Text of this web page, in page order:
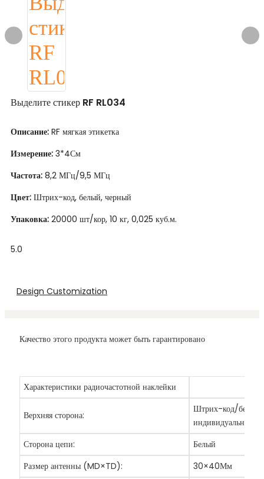
Выделите стикер RF RL034
Описание: RF мягкая этикетка
Измерение: 3*4См
Частота: 8,2 МГц/9,5 МГц
Цвет: Штрих-код, белый, черный
Упаковка: 20000 шт/кор, 10 кг, 0,025 куб.м.
5.0
Design Customization
Качество этого продукта может быть гарантировано
Характеристики радиочастотной наклейки
Верхняя сторона:
Штрих-код/
индивидуальному
Сторона цепи:
Белый
Размер антенны (MD×TD):
30×40Мм